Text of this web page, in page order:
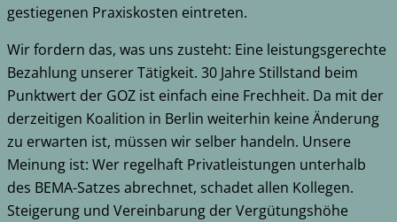
gestiegenen Praxiskosten eintreten.
Wir fordern das, was uns zusteht: Eine leistungsgerechte
Bezahlung unserer Tätigkeit. 30 Jahre Stillstand beim
Punktwert der GOZ ist einfach eine Frechheit. Da mit der
derzeitigen Koalition in Berlin weiterhin keine Änderung
zu erwarten ist, müssen wir selber handeln. Unsere
Meinung ist: Wer regelhaft Privatleistungen unterhalb
des BEMA-Satzes abrechnet, schadet allen Kollegen.
Steigerung und Vereinbarung der Vergütungshöhe